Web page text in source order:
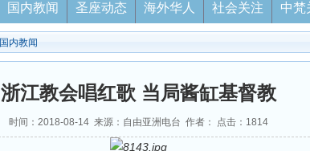
国内教闻 圣座动态 海外华人 社会关注 中梵
国内教闻
浙江教会唱红歌 当局酱缸基督教
时间：2018-08-14 来源：自由亚洲电台 作者： 点击： 1814